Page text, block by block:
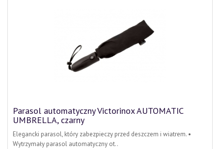
Parasol automatyczny Victorinox AUTOMATIC
UMBRELLA, czarny
Elegancki parasol, który zabezpieczy przed deszczem i wiatrem. •
Wytrzymały parasol automatyczny ot..